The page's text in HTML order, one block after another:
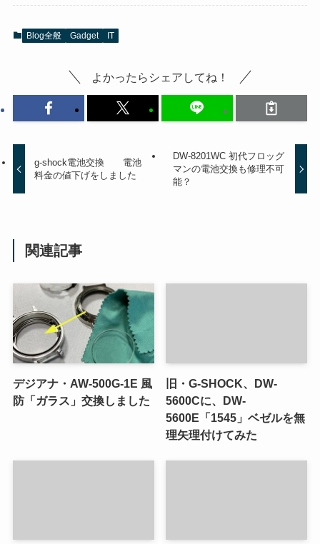
Blog全般 Gadget IT
よかったらシェアしてね！
g-shock電池交換 電池
料金の値下げをしました
DW-8201WC 初代フロッグ
マンの電池交換も修理不可
能？
関連記事
デジアナ・AW-500G-1E 風
防「ガラス」交換しました
旧・G-SHOCK、DW-
5600Cに、DW-
5600E「1545」ベゼルを無
理矢理付けてみた